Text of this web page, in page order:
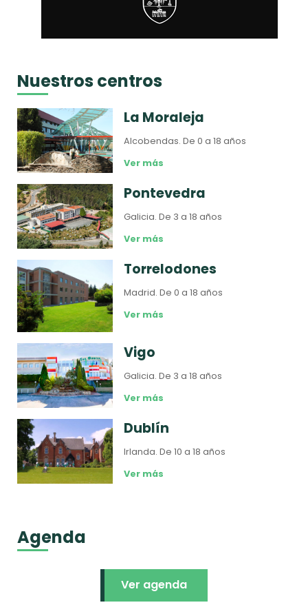
Nuestros centros
La Moraleja
Alcobendas.De 0 a 18 años
Ver más
Pontevedra
Galicia.De 3 a 18 años
Ver más
Torrelodones
Madrid.De 0 a 18 años
Ver más
Vigo
Galicia.De 3 a 18 años
Ver más
Dublín
Irlanda.De 10 a 18 años
Ver más
Agenda
Ver agenda